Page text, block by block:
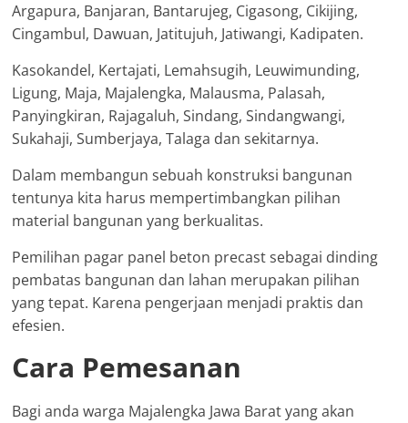
Argapura, Banjaran, Bantarujeg, Cigasong, Cikijing,
Cingambul, Dawuan, Jatitujuh, Jatiwangi, Kadipaten.
Kasokandel, Kertajati, Lemahsugih, Leuwimunding,
Ligung, Maja, Majalengka, Malausma, Palasah,
Panyingkiran, Rajagaluh, Sindang, Sindangwangi,
Sukahaji, Sumberjaya, Talaga dan sekitarnya.
Dalam membangun sebuah konstruksi bangunan
tentunya kita harus mempertimbangkan pilihan
material bangunan yang berkualitas.
Pemilihan pagar panel beton precast sebagai dinding
pembatas bangunan dan lahan merupakan pilihan
yang tepat. Karena pengerjaan menjadi praktis dan
efesien.
Cara Pemesanan
Bagi anda warga Majalengka Jawa Barat yang akan